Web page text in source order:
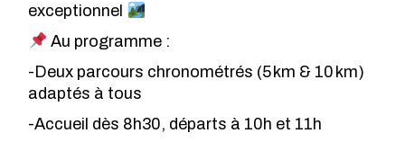
exceptionnel
Au programme :
-Deux parcours chronométrés (5 km & 10 km)
adaptés à tous
-Accueil dès 8h30, départs à 10h et 11h